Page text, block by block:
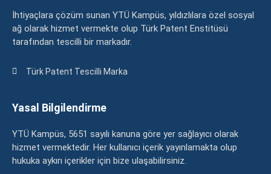
İhtiyaçlara çözüm sunan YTÜ Kampüs, yıldızlılara özel sosyal
ağ olarak hizmet vermekte olup Türk Patent Enstitüsü
tarafından tescilli bir markadır.
Türk Patent Tescilli Marka
Yasal Bilgilendirme
YTÜ Kampüs, 5651 sayılı kanuna göre yer sağlayıcı olarak
hizmet vermektedir. Her kullanıcı içerik yayınlamakta olup
hukuka aykırı içerikler için bize ulaşabilirsiniz.